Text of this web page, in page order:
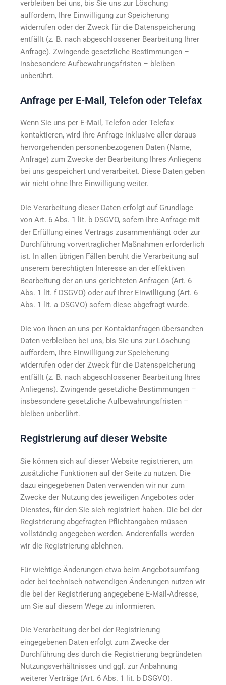
verbleiben bei uns, bis Sie uns zur Löschung
auffordern, Ihre Einwilligung zur Speicherung
widerrufen oder der Zweck für die Datenspeicherung
entfällt (z. B. nach abgeschlossener Bearbeitung Ihrer
Anfrage). Zwingende gesetzliche Bestimmungen –
insbesondere Aufbewahrungsfristen – bleiben
unberührt.
Anfrage per E-Mail, Telefon oder Telefax
Wenn Sie uns per E-Mail, Telefon oder Telefax
kontaktieren, wird Ihre Anfrage inklusive aller daraus
hervorgehenden personenbezogenen Daten (Name,
Anfrage) zum Zwecke der Bearbeitung Ihres Anliegens
bei uns gespeichert und verarbeitet. Diese Daten geben
wir nicht ohne Ihre Einwilligung weiter.
Die Verarbeitung dieser Daten erfolgt auf Grundlage
von Art. 6 Abs. 1 lit. b DSGVO, sofern Ihre Anfrage mit
der Erfüllung eines Vertrags zusammenhängt oder zur
Durchführung vorvertraglicher Maßnahmen erforderlich
ist. In allen übrigen Fällen beruht die Verarbeitung auf
unserem berechtigten Interesse an der effektiven
Bearbeitung der an uns gerichteten Anfragen (Art. 6
Abs. 1 lit. f DSGVO) oder auf Ihrer Einwilligung (Art. 6
Abs. 1 lit. a DSGVO) sofern diese abgefragt wurde.
Die von Ihnen an uns per Kontaktanfragen übersandten
Daten verbleiben bei uns, bis Sie uns zur Löschung
auffordern, Ihre Einwilligung zur Speicherung
widerrufen oder der Zweck für die Datenspeicherung
entfällt (z. B. nach abgeschlossener Bearbeitung Ihres
Anliegens). Zwingende gesetzliche Bestimmungen –
insbesondere gesetzliche Aufbewahrungsfristen –
bleiben unberührt.
Registrierung auf dieser Website
Sie können sich auf dieser Website registrieren, um
zusätzliche Funktionen auf der Seite zu nutzen. Die
dazu eingegebenen Daten verwenden wir nur zum
Zwecke der Nutzung des jeweiligen Angebotes oder
Dienstes, für den Sie sich registriert haben. Die bei der
Registrierung abgefragten Pflichtangaben müssen
vollständig angegeben werden. Anderenfalls werden
wir die Registrierung ablehnen.
Für wichtige Änderungen etwa beim Angebotsumfang
oder bei technisch notwendigen Änderungen nutzen wir
die bei der Registrierung angegebene E-Mail-Adresse,
um Sie auf diesem Wege zu informieren.
Die Verarbeitung der bei der Registrierung
eingegebenen Daten erfolgt zum Zwecke der
Durchführung des durch die Registrierung begründeten
Nutzungsverhältnisses und ggf. zur Anbahnung
weiterer Verträge (Art. 6 Abs. 1 lit. b DSGVO).